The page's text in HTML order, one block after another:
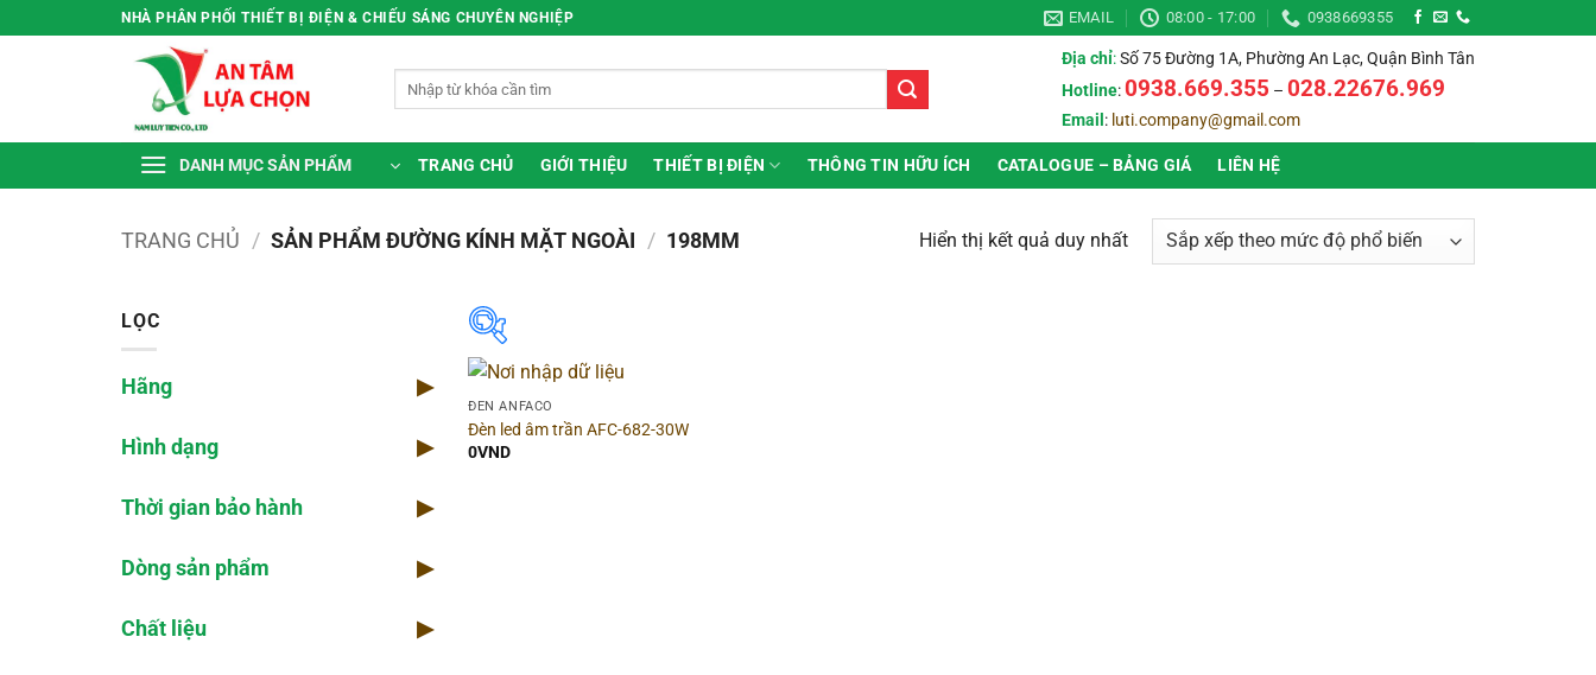
qua
NHÀ PHÂN PHỐI THIẾT BỊ ĐIỆN & CHIẾU SÁNG CHUYÊN NGHIỆP EMAIL 08:00 - 17:00 0938669355
Địa chỉ:Số 75 Đường 1A, Phường An Lạc, Quận Bình Tân
Hotline:0938.669.355 – 028.22676.969
Email : luti.company@gmail.com
DANH MỤC SẢN PHẨM TRANG CHỦ GIỚI THIỆU THIẾT BỊ ĐIỆN THÔNG TIN HỮU ÍCH CATALOGUE – BẢNG GIÁ LIÊN HỆ
TRANG CHỦ / SẢN PHẨM ĐƯỜNG KÍNH MẶT NGOÀI / 198MM Hiển thị kết quả duy nhất
LỌC
Hãng ▶
Hình dạng ▶
Thời gian bảo hành ▶
Dòng sản phẩm ▶
Chất liệu ▶
Dòng sản phẩm
ĐÈN ANFACO
Đèn led âm trần AFC-682-30W
0VND